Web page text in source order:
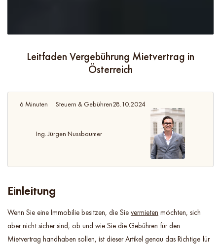
Leitfaden Vergebührung Mietvertrag in
Österreich
6 Minuten Steuern & Gebühren28.10.2024
Ing. Jürgen Nussbaumer
Einleitung
Wenn Sie eine Immobilie besitzen, die Sie vermieten möchten, sich
aber nicht sicher sind, ob und wie Sie die Gebühren für den
Mietvertrag handhaben sollen, ist dieser Artikel genau das Richtige für